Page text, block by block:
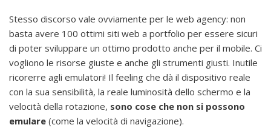
Stesso discorso vale ovviamente per le web agency: non
basta avere 100 ottimi siti web a portfolio per essere sicuri
di poter sviluppare un ottimo prodotto anche per il mobile. Ci
vogliono le risorse giuste e anche gli strumenti giusti. Inutile
ricorerre agli emulatori! Il feeling che dà il dispositivo reale
con la sua sensibilità, la reale luminosità dello schermo e la
velocità della rotazione, sono cose che non si possono
emulare (come la velocità di navigazione).